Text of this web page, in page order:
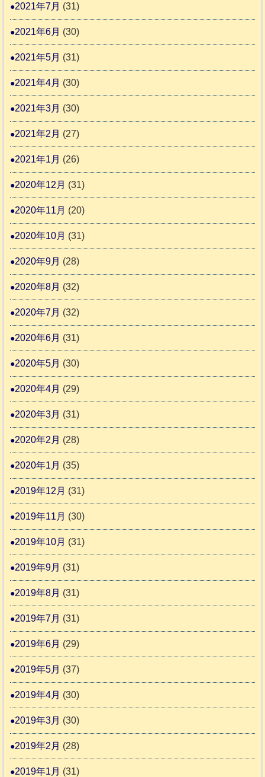
2021年7月 (31)
2021年6月 (30)
2021年5月 (31)
2021年4月 (30)
2021年3月 (30)
2021年2月 (27)
2021年1月 (26)
2020年12月 (31)
2020年11月 (20)
2020年10月 (31)
2020年9月 (28)
2020年8月 (32)
2020年7月 (32)
2020年6月 (31)
2020年5月 (30)
2020年4月 (29)
2020年3月 (31)
2020年2月 (28)
2020年1月 (35)
2019年12月 (31)
2019年11月 (30)
2019年10月 (31)
2019年9月 (31)
2019年8月 (31)
2019年7月 (31)
2019年6月 (29)
2019年5月 (37)
2019年4月 (30)
2019年3月 (30)
2019年2月 (28)
2019年1月 (31)